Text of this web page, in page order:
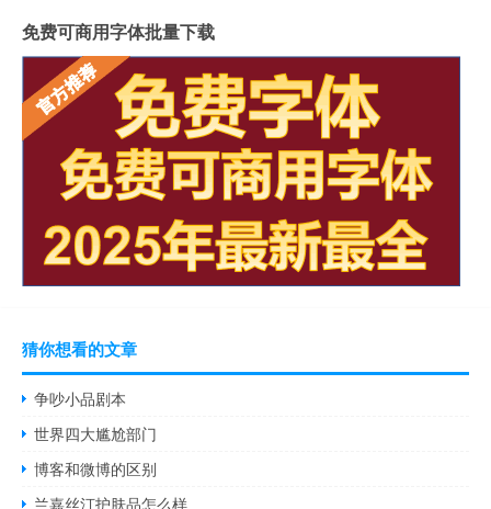
免费可商用字体批量下载
猜你想看的文章
争吵小品剧本
世界四大尴尬部门
博客和微博的区别
兰嘉丝汀护肤品怎么样